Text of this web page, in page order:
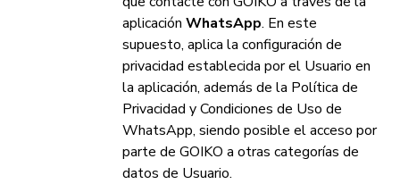
aplicación WhatsApp. En este
supuesto, aplica la configuración de
privacidad establecida por el Usuario en
la aplicación, además de la Política de
Privacidad y Condiciones de Uso de
WhatsApp, siendo posible el acceso por
parte de GOIKO a otras categorías de
datos de Usuario.